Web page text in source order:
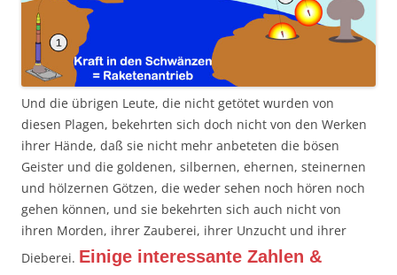
Und die übrigen Leute, die nicht getötet wurden von
diesen Plagen, bekehrten sich doch nicht von den Werken
ihrer Hände, daß sie nicht mehr anbeteten die bösen
Geister und die goldenen, silbernen, ehernen, steinernen
und hölzernen Götzen, die weder sehen noch hören noch
gehen können, und sie bekehrten sich auch nicht von
ihren Morden, ihrer Zauberei, ihrer Unzucht und ihrer
Dieberei. Einige interessante Zahlen &